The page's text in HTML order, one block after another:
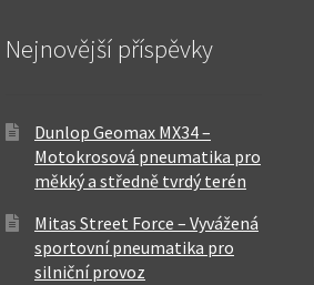
Nejnovější příspěvky
Dunlop Geomax MX34 –
Motokrosová pneumatika pro
měkký a středně tvrdý terén
Mitas Street Force – Vyvážená
sportovní pneumatika pro
silniční provoz